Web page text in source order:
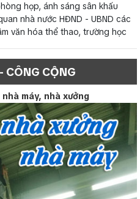
họp, ánh sáng sân khấu
nhà nước HĐND - UBND các
văn hóa thể thao, trường học
CÔNG CỘNG
máy, nhà xưởng